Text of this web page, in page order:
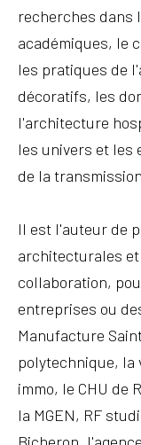
recherches dans
académiques, le
les pratiques de
décoratifs, les
l'architecture
les univers et les
de la
Il est l'auteur de
architecturales
collaboration,
entreprises ou
Manufacture
polytechnique, la
immo, le CHU de
la MGEN, RF